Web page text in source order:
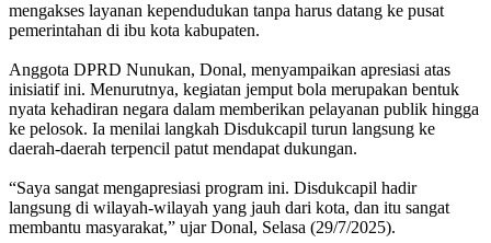
mengakses layanan kependudukan tanpa harus datang ke pusat
pemerintahan di ibu kota kabupaten.
Anggota DPRD Nunukan, Donal, menyampaikan apresiasi atas
inisiatif ini. Menurutnya, kegiatan jemput bola merupakan bentuk
nyata kehadiran negara dalam memberikan pelayanan publik hingga
ke pelosok. Ia menilai langkah Disdukcapil turun langsung ke
daerah-daerah terpencil patut mendapat dukungan.
“Saya sangat mengapresiasi program ini. Disdukcapil hadir
langsung di wilayah-wilayah yang jauh dari kota, dan itu sangat
membantu masyarakat,” ujar Donal, Selasa (29/7/2025).